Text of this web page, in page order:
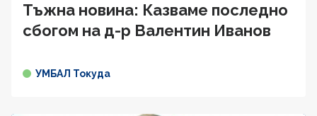
Тъжна новина: Казваме последно
сбогом на д-р Валентин Иванов
УМБАЛ Токуда